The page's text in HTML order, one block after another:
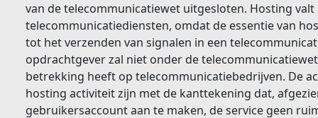
van de telecommunicatiewet uitgesloten. Hosting
telecommunicatiediensten, omdat de essentie van
tot het verzenden van signalen in een
opdrachtgever zal niet onder de
betrekking heeft op telecommunicatiebedrijven. De
hosting activiteit zijn met de kanttekening dat,
gebruikersaccount aan te maken, de service geen